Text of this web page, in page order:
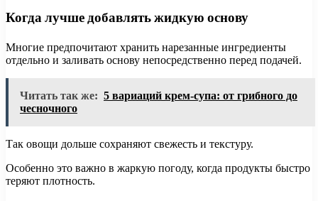
Когда лучше добавлять жидкую основу
Многие предпочитают хранить нарезанные ингредиенты
отдельно и заливать основу непосредственно перед подачей.
Читать так же: 5 вариаций крем-супа: от грибного до
чесночного
Так овощи дольше сохраняют свежесть и текстуру.
Особенно это важно в жаркую погоду, когда продукты быстро
теряют плотность.